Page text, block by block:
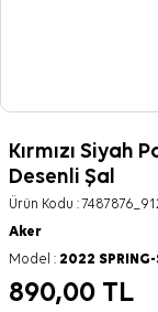
Kırmızı
Desenli Şal
Ürün Kodu :
Aker
Model : 2022 SPRING-
890,00 TL